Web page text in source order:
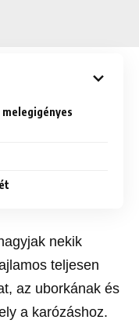
nekik
teljesen
az uborkának és
a karózáshoz.